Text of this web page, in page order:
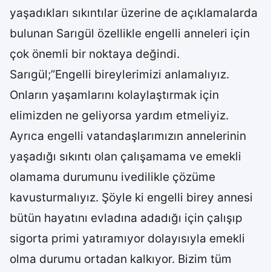
yaşadıkları sıkıntılar üzerine de açıklamalarda
bulunan Sarıgül özellikle engelli anneleri için
çok önemli bir noktaya değindi.
Sarıgül;”Engelli bireylerimizi anlamalıyız.
Onların yaşamlarını kolaylaştırmak için
elimizden ne geliyorsa yardım etmeliyiz.
Ayrıca engelli vatandaşlarımızın annelerinin
yaşadığı sıkıntı olan çalışamama ve emekli
olamama durumunu ivedilikle çözüme
kavusturmalıyız. Şöyle ki engelli birey annesi
bütün hayatını evladına adadığı için çalışıp
sigorta primi yatıramıyor dolayısıyla emekli
olma durumu ortadan kalkıyor. Bizim tüm